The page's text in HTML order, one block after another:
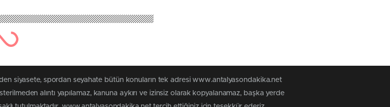
siyasete, spordan seyahate bütün konuların tek adresi www.antalyasondakika.net
alıntı yapılamaz, kanuna aykırı ve izinsiz olarak kopyalanamaz, başka yerde